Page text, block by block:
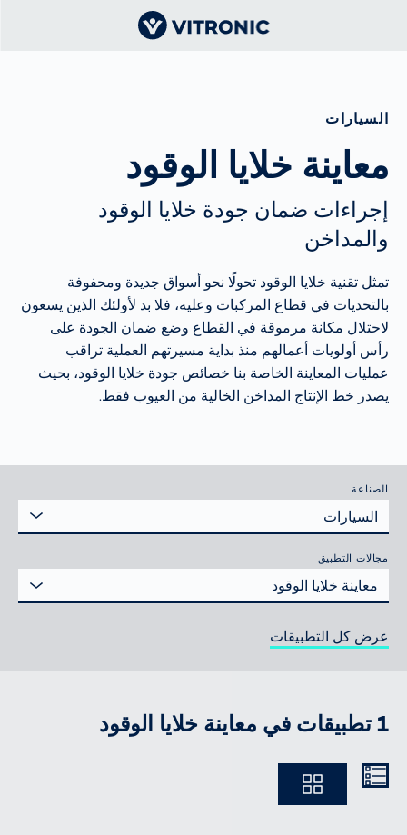
السيارات
معاينة خلايا الوقود
إجراءات ضمان جودة خلايا الوقود
والمداخن
تمثل تقنية خلايا الوقود تحولًا نحو أسواق جديدة ومحفوفة
بالتحديات في قطاع المركبات وعليه، فلا بد لأولئك الذين يسعون
لاحتلال مكانة مرموقة في القطاع وضع ضمان الجودة على
رأس أولويات أعمالهم منذ بداية مسيرتهم العملية تراقب
عمليات المعاينة الخاصة بنا خصائص جودة خلايا الوقود، بحيث
يصدر خط الإنتاج المداخن الخالية من العيوب فقط.
الصناعة
السيارات
مجالات التطبيق
معاينة خلايا الوقود
عرض كل التطبيقات
1 تطبيقات في معاينة خلايا الوقود
Kompakt